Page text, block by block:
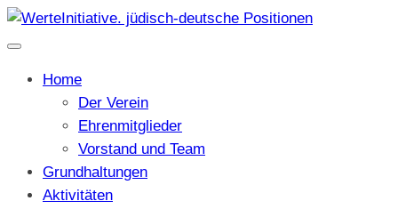
Home
Der Verein
Ehrenmitglieder
Vorstand und Team
Grundhaltungen
Aktivitäten